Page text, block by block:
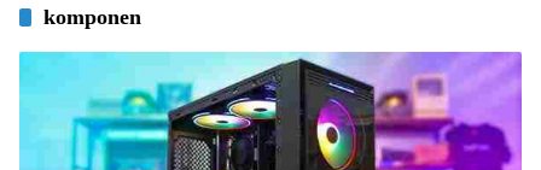
komponen